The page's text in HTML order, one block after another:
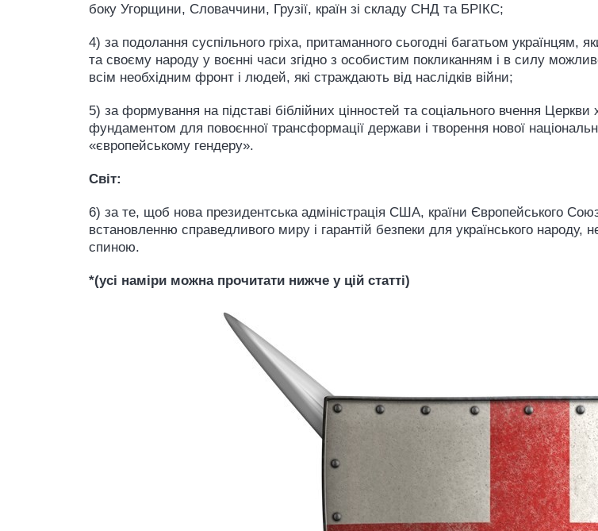
боку Угорщини, Словаччини, Грузії, країн зі складу СНД та БРІКС;
4) за подолання суспільного гріха, притаманного сьогодні багатьом українцям,
та своєму народу у воєнні часи згідно з особистим покликанням і в силу
всім необхідним фронт і людей, які страждають від наслідків війни;
5) за формування на підставі біблійних цінностей та соціального вчення
фундаментом для повоєнної трансформації держави і творення нової
«європейському гендеру».
Світ:
6) за те, щоб нова президентська адміністрація США, країни Європейського
встановленню справедливого миру і гарантій безпеки для українського народу,
спиною.
*(усі наміри можна прочитати нижче у цій статті)